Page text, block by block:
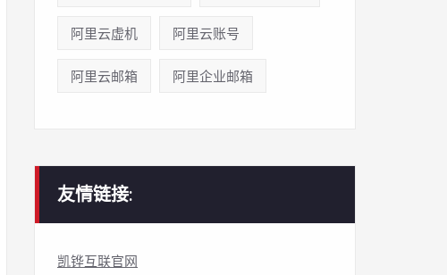
阿里云虚机 阿里云账号
阿里云邮箱 阿里企业邮箱
友情链接:
凯铧互联官网